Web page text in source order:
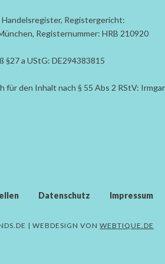
Handelsregister, Registergericht:
Registernummer: HRB 210920
§27 a UStG: DE294383815
für den Inhalt nach § 55 Abs 2 RStV:
Datenschutz Impressum
| WEBDESIGN VON WEBTIQUE.DE